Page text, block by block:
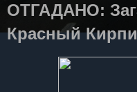
ОТГАДАНО:
Красный